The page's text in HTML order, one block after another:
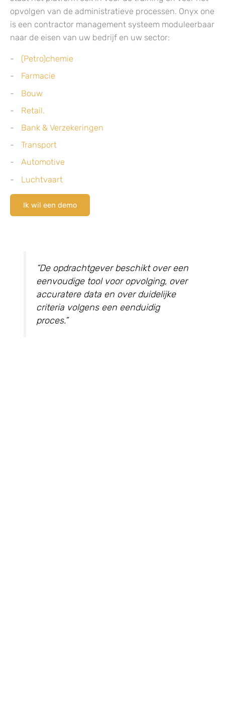
opvolgen van de administratieve processen. Onyx one
is een contractor management systeem moduleerbaar
naar de eisen van uw bedrijf en uw sector:
(Petro)chemie
Farmacie
Bouw
Retail.
Bank & Verzekeringen
Transport
Automotive
Luchtvaart
Ik wil een demo
“De opdrachtgever beschikt over een
eenvoudige tool voor opvolging, over
accuratere data en over duidelijke
criteria volgens een eenduidig
proces.”